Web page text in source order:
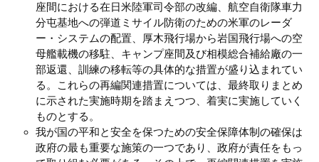
座間における在日米陸軍司令部の改編、航空自衛隊車力
分屯基地への弾道ミサイル防衛のための米軍のレーダ
ー・システムの配置、厚木飛行場から岩国飛行場への空
母艦載機の移駐、キャンプ座間及び相模総合補給廠の一
部返還、訓練の移転等の具体的な措置が盛り込まれてい
る。これらの再編関連措置については、最終取りまとめ
に示された実施時期を踏まえつつ、着実に実施していく
ものとする。
我が国の平和と安全を保つための安全保障体制の確保は
政府の最も重要な施策の一つであり、政府が責任をもっ